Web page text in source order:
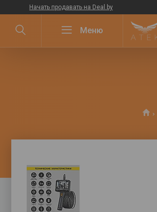
Начать продавать на Deal.by